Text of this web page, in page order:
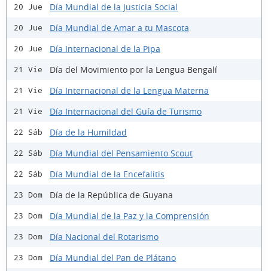
20 Jue Día Mundial de la Justicia Social
20 Jue Día Mundial de Amar a tu Mascota
20 Jue Día Internacional de la Pipa
21 Vie Día del Movimiento por la Lengua Bengalí
21 Vie Día Internacional de la Lengua Materna
21 Vie Día Internacional del Guía de Turismo
22 Sáb Día de la Humildad
22 Sáb Día Mundial del Pensamiento Scout
22 Sáb Día Mundial de la Encefalitis
23 Dom Día de la República de Guyana
23 Dom Día Mundial de la Paz y la Comprensión
23 Dom Día Nacional del Rotarismo
23 Dom Día Mundial del Pan de Plátano